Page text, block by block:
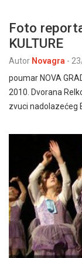
Foto
KULTURE
Autor Novagra -
poumar NOVA
2010. Dvorana
zvuci nadolazećeg